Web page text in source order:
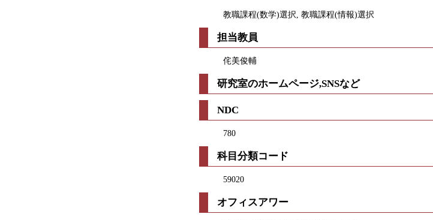
教職課程(数学)選択, 教職課程(情報)選択
担当教員
侘美俊輔
研究室のホームページ,SNSなど
NDC
780
科目分類コード
59020
オフィスアワー